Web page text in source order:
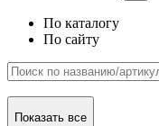
По каталогу
По сайту
Показать все